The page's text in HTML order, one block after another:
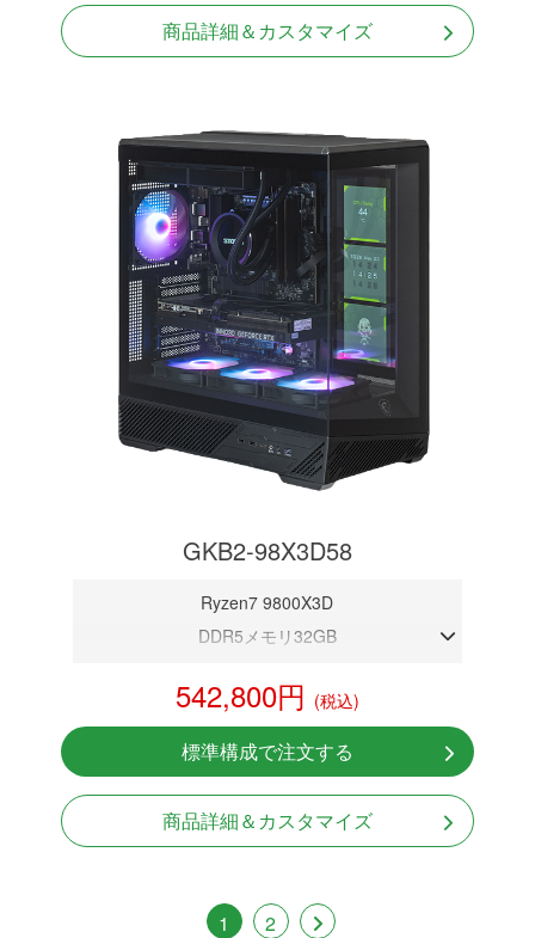
Windows11 Home 64bit
商品詳細＆カスタマイズ
GKB2-98X3D58
Ryzen7 9800X3D
DDR5メモリ32GB
NVMeSSD 1TB
無線LAN Bluetooth対応
Windows11 Home 64bit
LCDスクリーン搭載
542,800円 (税込)
標準構成で注文する
商品詳細＆カスタマイズ
1 2